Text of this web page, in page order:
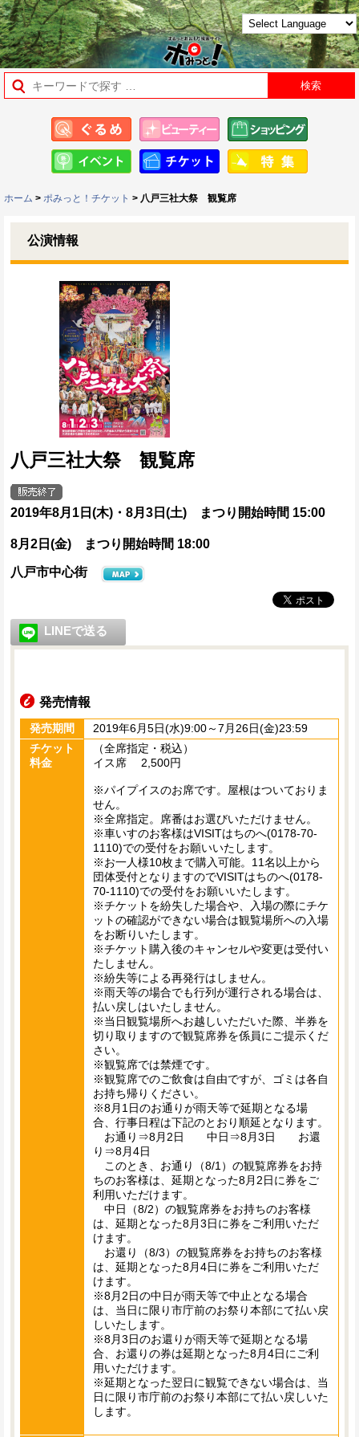
ホーム > ポみっと！チケット > 八戸三社大祭 観覧席
公演情報
八戸三社大祭 観覧席
2019年8月1日(木)・8月3日(土) まつり開始時間 15:00
8月2日(金) まつり開始時間 18:00
八戸市中心街
LINEで送る
発売情報
発売期間
2019年6月5日(水)9:00～7月26日(金)23:59
チケット
料金
（全席指定・税込）
イス席 2,500円
※パイプイスのお席です。屋根はついておりま
せん。
※全席指定。席番はお選びいただけません。
※車いすのお客様はVISITはちのへ(0178-70-
1110)での受付をお願いいたします。
※お一人様10枚まで購入可能。11名以上から
団体受付となりますのでVISITはちのへ(0178-
70-1110)での受付をお願いいたします。
※チケットを紛失した場合や、入場の際にチケ
ットの確認ができない場合は観覧場所への入場
をお断りいたします。
※チケット購入後のキャンセルや変更は受付い
たしません。
※紛失等による再発行はしません。
※雨天等の場合でも行列が運行される場合は、
払い戻しはいたしません。
※当日観覧場所へお越しいただいた際、半券を
切り取りますので観覧席券を係員にご提示くだ
さい。
※観覧席では禁煙です。
※観覧席でのご飲食は自由ですが、ゴミは各自
お持ち帰りください。
※8月1日のお通りが雨天等で延期となる場
合、行事日程は下記のとおり順延となります。
お通り⇒8月2日 中日⇒8月3日 お還
り⇒8月4日
このとき、お通り（8/1）の観覧席券をお持
ちのお客様は、延期となった8月2日に券をご
利用いただけます。
中日（8/2）の観覧席券をお持ちのお客様
は、延期となった8月3日に券をご利用いただ
けます。
お還り（8/3）の観覧席券をお持ちのお客様
は、延期となった8月4日に券をご利用いただ
けます。
※8月2日の中日が雨天等で中止となる場合
は、当日に限り市庁前のお祭り本部にて払い戻
しいたします。
※8月3日のお還りが雨天等で延期となる場
合、お還りの券は延期となった8月4日にご利
用いただけます。
※延期となった翌日に観覧できない場合は、当
日に限り市庁前のお祭り本部にて払い戻しいた
します。